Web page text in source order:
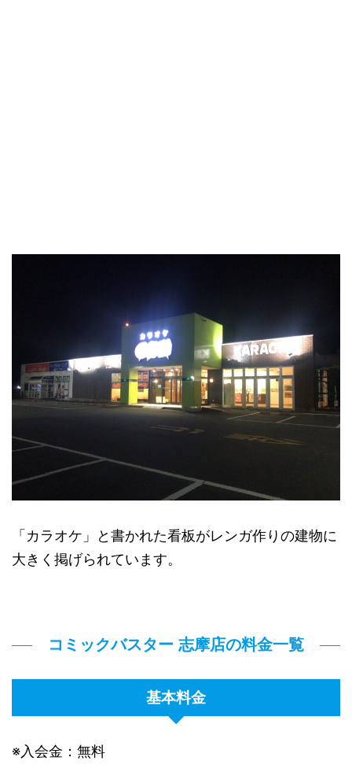
「カラオケ」と書かれた看板がレンガ作りの建物に
大きく掲げられています。
コミックバスター 志摩店の料金一覧
基本料金
※入会金：無料